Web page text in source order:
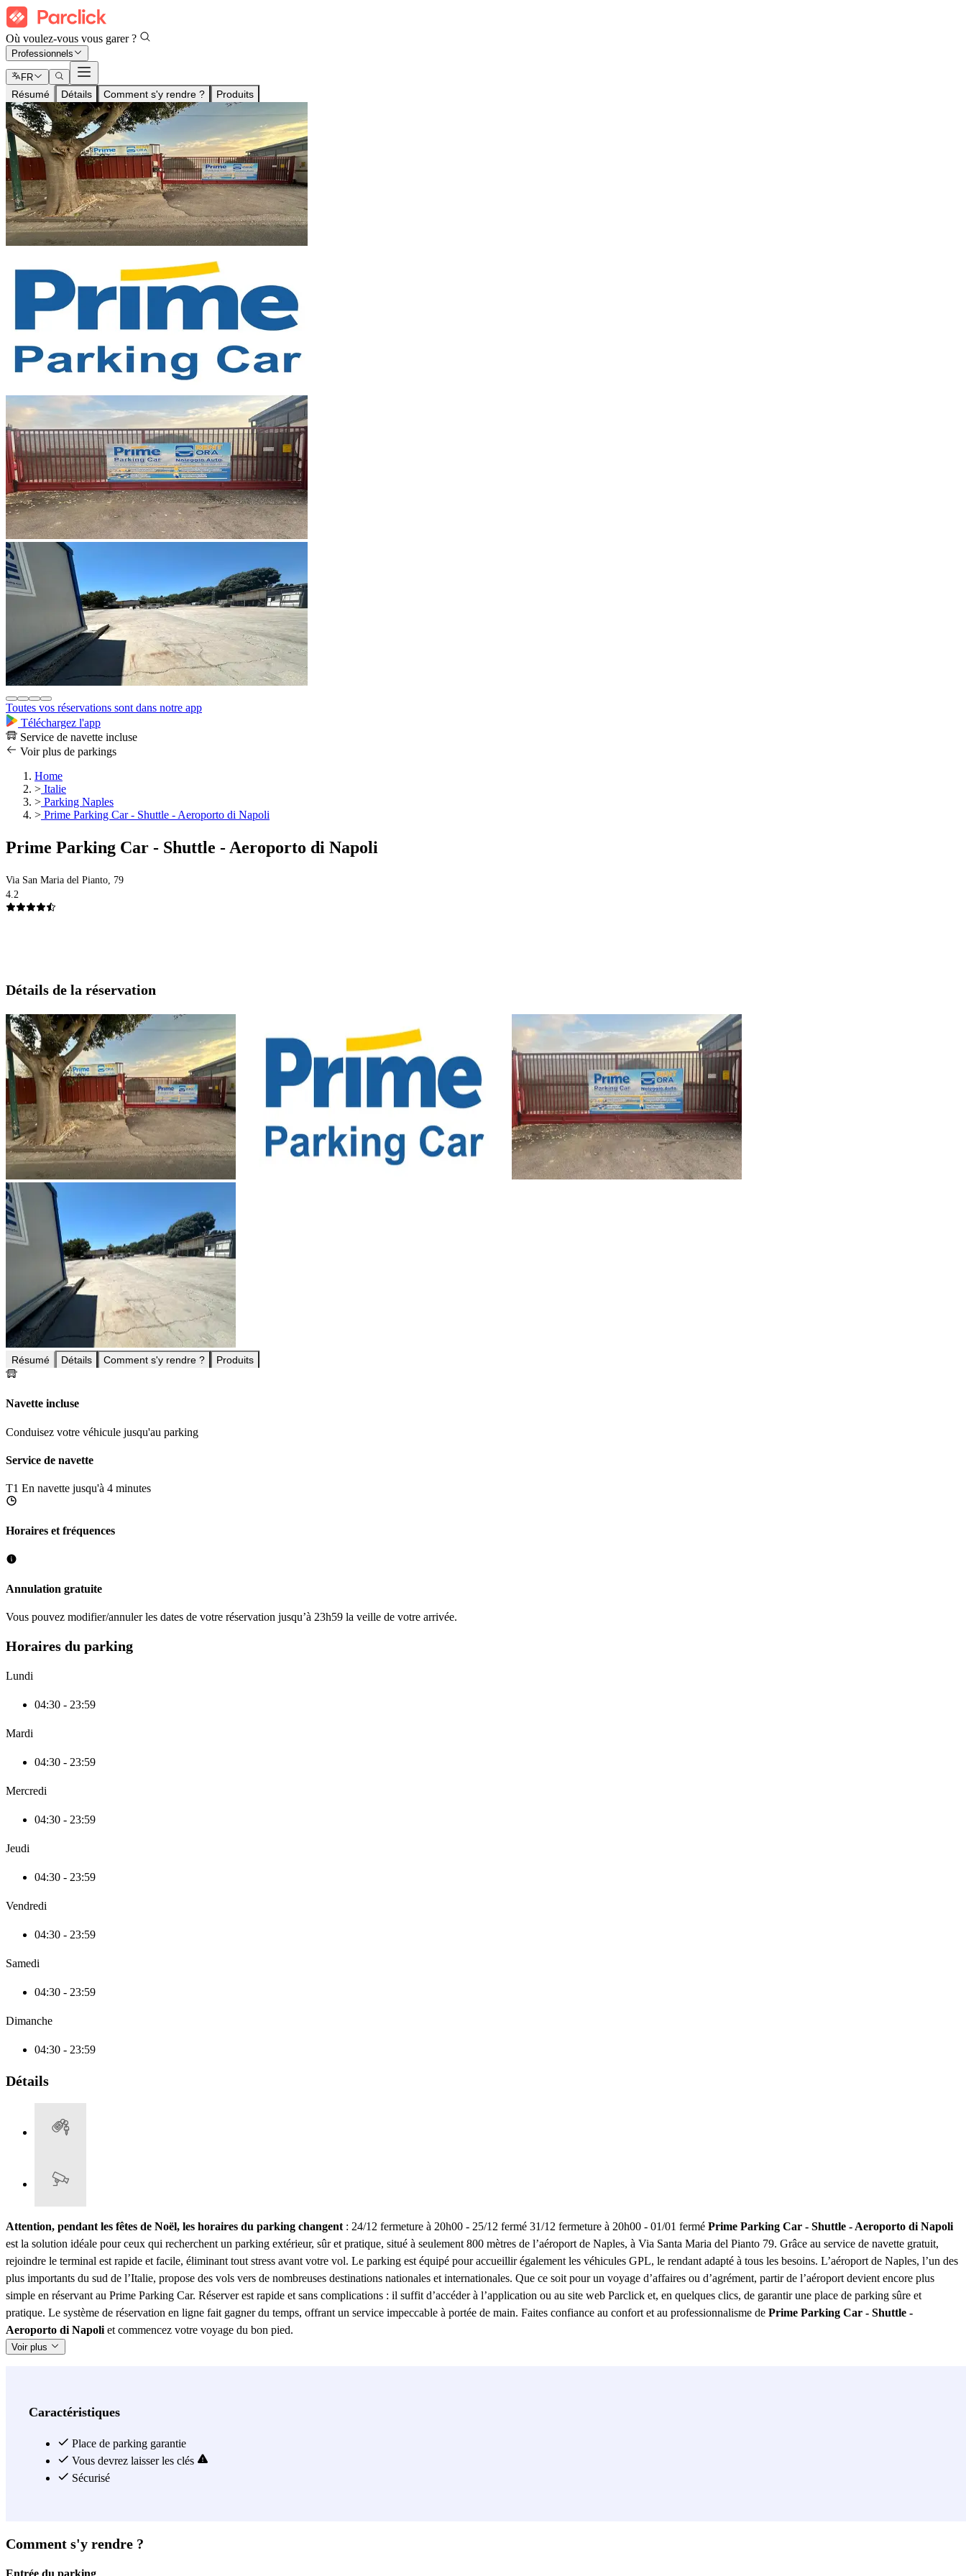
Où voulez-vous vous garer ?
Professionnels
FR
Résumé Détails Comment s'y rendre ? Produits
Toutes vos réservations sont dans notre app
Téléchargez l'app
Service de navette incluse
Voir plus de parkings
Home
> Italie
> Parking Naples
> Prime Parking Car - Shuttle - Aeroporto di Napoli
Prime Parking Car - Shuttle - Aeroporto di Napoli
Via San Maria del Pianto, 79
4.2
Détails de la réservation
Résumé Détails Comment s'y rendre ? Produits
Navette incluse
Conduisez votre véhicule jusqu'au parking
Service de navette
T1 En navette jusqu'à 4 minutes
Horaires et fréquences
Annulation gratuite
Vous pouvez modifier/annuler les dates de votre réservation jusqu’à 23h59 la veille de votre arrivée.
Horaires du parking
Lundi
04:30 - 23:59
Mardi
04:30 - 23:59
Mercredi
04:30 - 23:59
Jeudi
04:30 - 23:59
Vendredi
04:30 - 23:59
Samedi
04:30 - 23:59
Dimanche
04:30 - 23:59
Détails
Attention, pendant les fêtes de Noël, les horaires du parking changent : 24/12 fermeture à 20h00 - 25/12 fermé 31/12 fermeture à 20h00 - 01/01 fermé Prime Parking Car - Shuttle - Aeroporto di Napoli
est la solution idéale pour ceux qui recherchent un parking extérieur, sûr et pratique, situé à seulement 800 mètres de l’aéroport de Naples, à Via Santa Maria del Pianto 79. Grâce au service de navette gratuit,
rejoindre le terminal est rapide et facile, éliminant tout stress avant votre vol. Le parking est équipé pour accueillir également les véhicules GPL, le rendant adapté à tous les besoins. L’aéroport de Naples, l’un des
plus importants du sud de l’Italie, propose des vols vers de nombreuses destinations nationales et internationales. Que ce soit pour un voyage d’affaires ou d’agrément, partir de l’aéroport devient encore plus
simple en réservant au Prime Parking Car. Réserver est rapide et sans complications : il suffit d’accéder à l’application ou au site web Parclick et, en quelques clics, de garantir une place de parking sûre et
pratique. Le système de réservation en ligne fait gagner du temps, offrant un service impeccable à portée de main. Faites confiance au confort et au professionnalisme de Prime Parking Car - Shuttle -
Aeroporto di Napoli et commencez votre voyage du bon pied.
Voir plus
Caractéristiques
Place de parking garantie
Vous devrez laisser les clés
Sécurisé
Comment s'y rendre ?